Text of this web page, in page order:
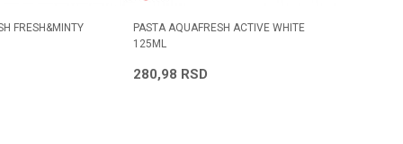
FRESH&MINTY
PASTA AQUAFRESH ACTIVE WHITE
125ML
280,98 RSD